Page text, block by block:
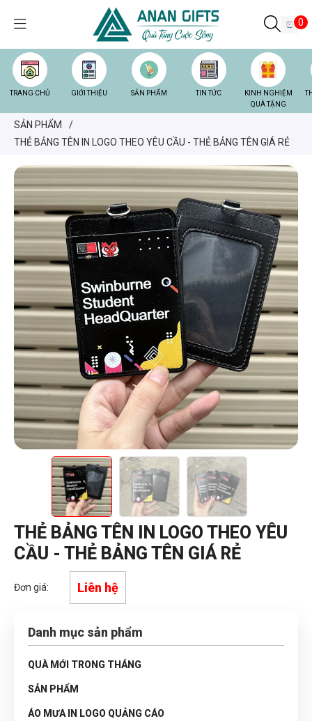
0
TRANG CHỦ GIỚI THIỆU SẢN PHẨM TIN TỨC
KINH NGHIỆM
QUÀ TẶNG
SẢN PHẨM
/
THẺ BẢNG TÊN IN LOGO THEO YÊU CẦU - THẺ BẢNG TÊN GIÁ RẺ
THẺ BẢNG TÊN IN LOGO THEO YÊU
CẦU - THẺ BẢNG TÊN GIÁ RẺ
Đơn giá: Liên hệ
Danh mục sản phẩm
QUÀ MỚI TRONG THÁNG
SẢN PHẨM
ÁO MƯA IN LOGO QUẢNG CÁO